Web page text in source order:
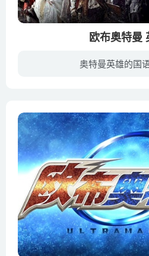
欧布奥特曼
奥特曼英雄的国